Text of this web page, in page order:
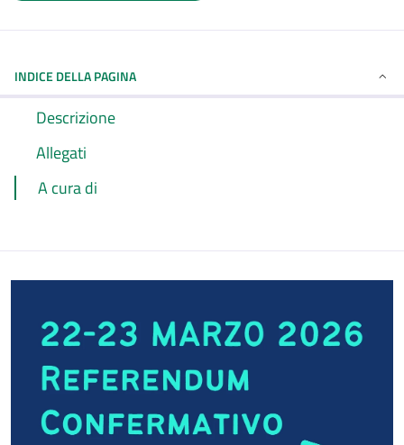
INDICE DELLA PAGINA
Descrizione
Allegati
A cura di